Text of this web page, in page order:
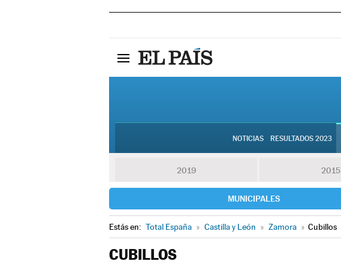
NOTICIAS RESULTADOS 2023
2019 2015
MUNICIPALES
Estás en: Total España » Castilla y León » Zamora » Cubillos
CUBILLOS